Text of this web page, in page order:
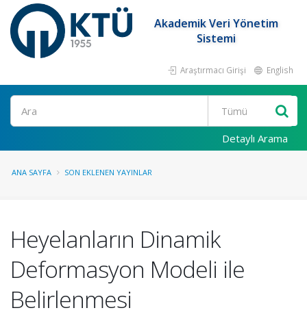
Akademik Veri Yönetim
Sistemi
Araştırmacı Girişi English
Ara
Detaylı Arama
ANA SAYFA SON EKLENEN YAYINLAR
Heyelanların Dinamik
Deformasyon Modeli ile
Belirlenmesi